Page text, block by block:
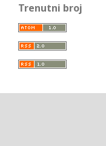
Trenutni broj